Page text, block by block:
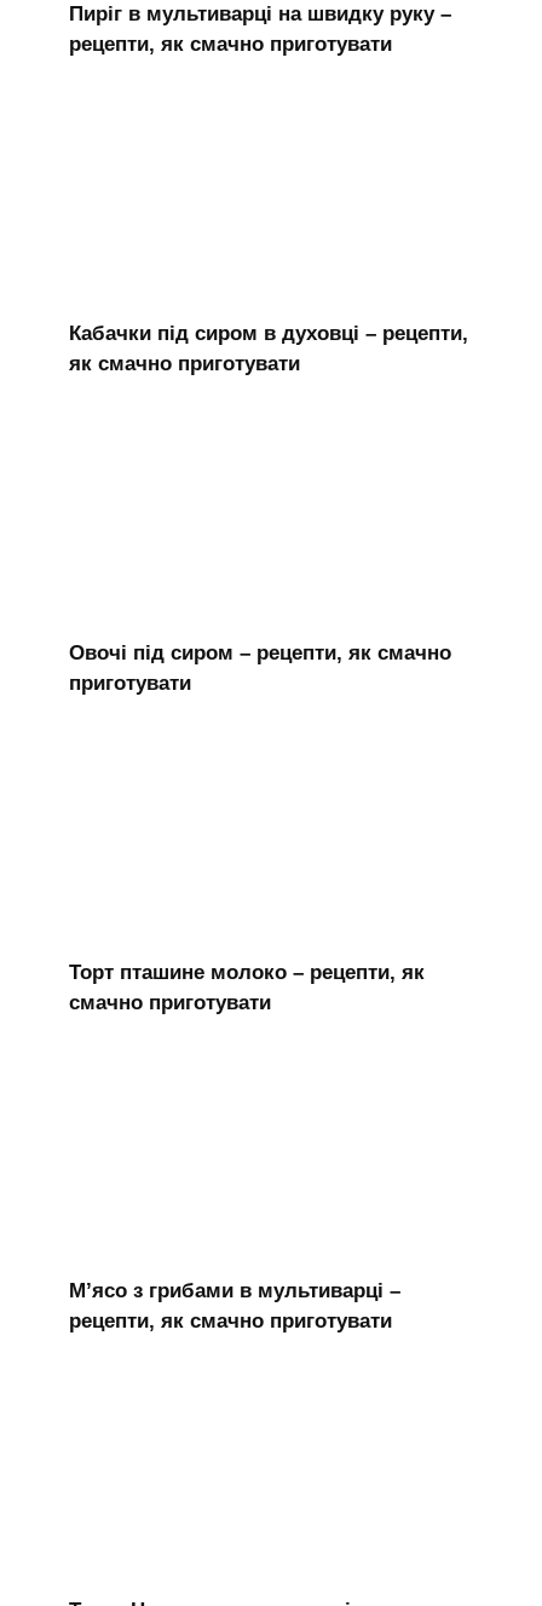
Пиріг в мультиварці на швидку руку –
рецепти, як смачно приготувати
Кабачки під сиром в духовці – рецепти,
як смачно приготувати
Овочі під сиром – рецепти, як смачно
приготувати
Торт пташине молоко – рецепти, як
смачно приготувати
М’ясо з грибами в мультиварці –
рецепти, як смачно приготувати